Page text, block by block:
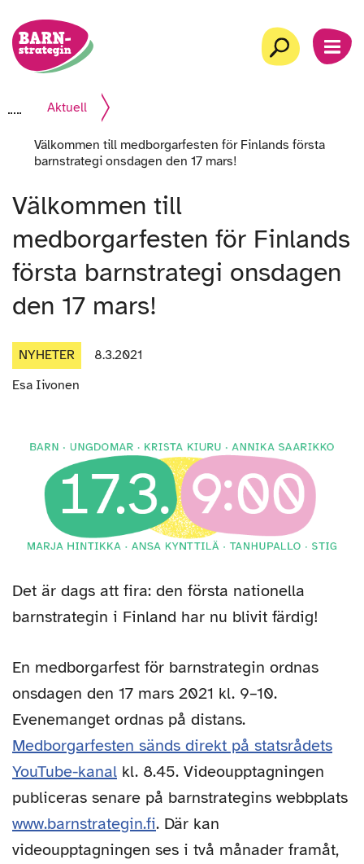
till
innehåll
Startsida
Sök
Aktuell
Välkommen till medborgarfesten för Finlands första
barnstrategi onsdagen den 17 mars!
Välkommen till
medborgarfesten för Finlands
första barnstrategi onsdagen
den 17 mars!
NYHETER
8.3.2021
Artikelns
Esa Iivonen
Det är dags att fira: den första nationella
barnstrategin i Finland har nu blivit färdig!
En medborgarfest för barnstrategin ordnas
onsdagen den 17 mars 2021 kl. 9–10.
Evenemanget ordnas på distans.
Medborgarfesten sänds direkt på statsrådets
YouTube-kanal kl. 8.45. Videoupptagningen
publiceras senare på barnstrategins webbplats
www.barnstrategin.fi. Där kan
videoupptagningen ses i två månader framåt,